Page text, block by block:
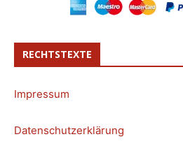
RECHTSTEXTE
Impressum
Datenschutzerklärung